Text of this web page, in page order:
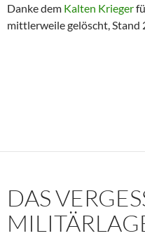
Danke dem Kalten Krieger
mittlerweile gelöscht, Stand
DAS